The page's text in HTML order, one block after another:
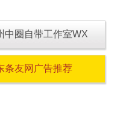
中圈自带工作室WX
条友网广告推荐